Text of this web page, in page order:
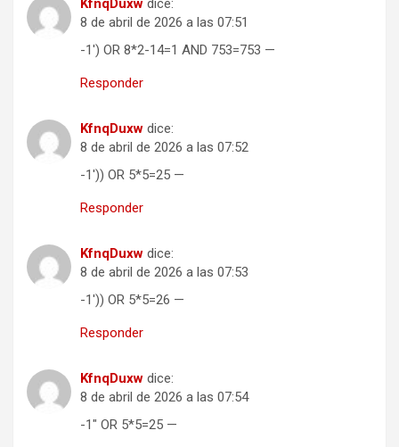
KfnqDuxw dice:
8 de abril de 2026 a las 07:51
-1′) OR 8*2-14=1 AND 753=753 —
Responder
KfnqDuxw dice:
8 de abril de 2026 a las 07:52
-1′)) OR 5*5=25 —
Responder
KfnqDuxw dice:
8 de abril de 2026 a las 07:53
-1′)) OR 5*5=26 —
Responder
KfnqDuxw dice:
8 de abril de 2026 a las 07:54
-1″ OR 5*5=25 —